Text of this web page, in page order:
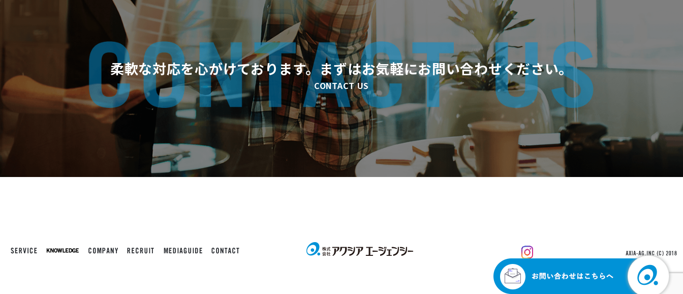
柔軟な対応を心がけております。まずはお気軽にお問い合わせください。
CONTACT US